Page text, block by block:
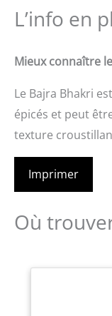
L’info en
Mieux connaître
Le Bajra Bhakri
épicés et peut
texture
Imprimer
Où